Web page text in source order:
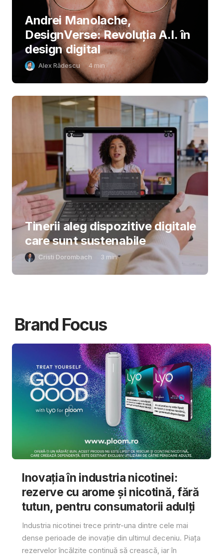
Andrei Manolache,
DesignVerse: Revoluția A.I. în
design digital
Alex Rădescu 4 min
Tinerii aleg dispozitive digitale
care sunt sustenabile
Cristi Dorombach 3 min
Brand Focus
Inovația în industria nicotinei:
rezerve cu arome și nicotină, fără
tutun, pentru consumatorii adulți
Industria nicotinei trece printr-una dintre cele mai
dense perioade de inovație din ultimul deceniu. Piața
rezervelor încălzite continuă să crească, iar în